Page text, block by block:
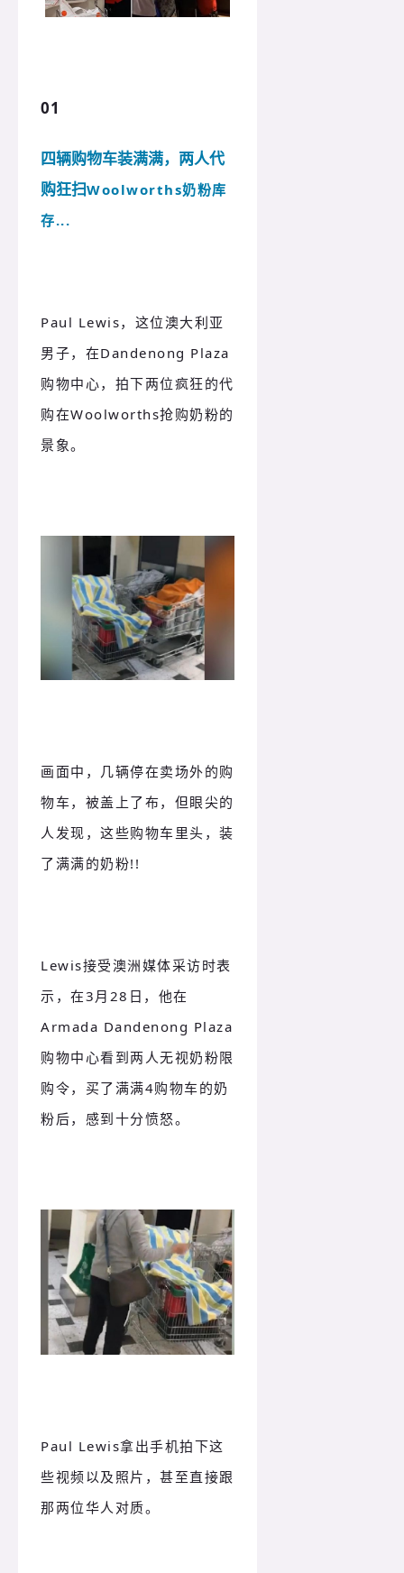
01
四辆购物车装满满，两人代
购狂扫Woolworths奶粉库
存...
Paul Lewis，这位澳大利亚
男子，在Dandenong Plaza
购物中心，拍下两位疯狂的代
购在Woolworths抢购奶粉的
景象。
画面中，几辆停在卖场外的购
物车，被盖上了布，但眼尖的
人发现，这些购物车里头，装
了满满的奶粉!!
Lewis接受澳洲媒体采访时表
示，在3月28日，他在
Armada Dandenong Plaza
购物中心看到两人无视奶粉限
购令，买了满满4购物车的奶
粉后，感到十分愤怒。
Paul Lewis拿出手机拍下这
些视频以及照片，甚至直接跟
那两位华人对质。